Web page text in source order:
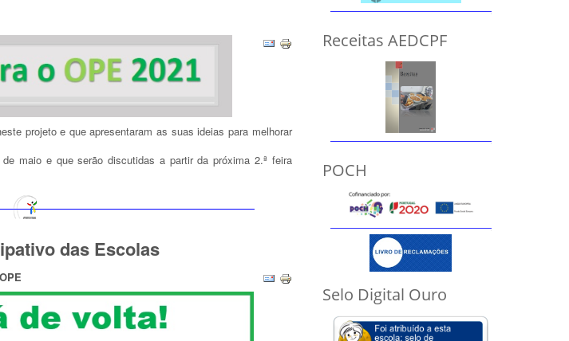
projeto e que apresentaram as suas ideias para melhorar
maio e que serão discutidas a partir da próxima 2.ª feira
das Escolas
OPE
Receitas AEDCPF
POCH
Selo Digital Ouro